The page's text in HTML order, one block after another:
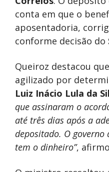
conta em que o
aposentadoria,
conforme decisão do
Queiroz destacou
agilizado por
Luiz Inácio Lula da
que assinaram o
até três dias após a
depositado. O governo
tem o dinheiro”,